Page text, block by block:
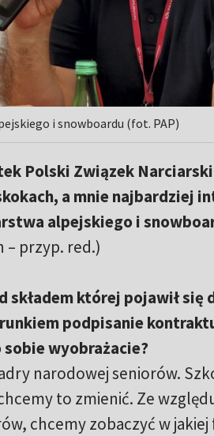
i snowboardu (fot. PAP)
Polski Związek
a mnie najbardziej
alpejskiego i
– przyp. red.)
składem której pojawił się
podpisanie
wyobrażacie?
narodowej seniorów.
to zmienić. Ze
chcemy zobaczyć w jakiej